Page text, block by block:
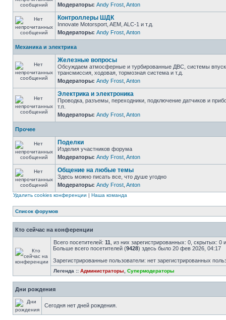
Модераторы: Andy Frost Anton
Контроллеры ШДК
Innovate Motorsport, AEM, ALC-1 и т.д.
Модераторы: Andy Frost Anton
Механика и электрика
Железные вопросы
Обсуждаем атмосферные и турбированные ДВС, системы
трансмиссия, ходовая, тормозная система и т.д.
Модераторы: Andy Frost Anton
Электрика и электроника
Проводка, разъемы, переходники, подключение датчиков и
т.п.
Модераторы: Andy Frost Anton
Прочее
Поделки
Изделия участников форума
Модераторы: Andy Frost Anton
Общение на любые темы
Здесь можно писать все, что душе угодно
Модераторы: Andy Frost Anton
Удалить cookies конференции | Наша команда
Список форумов
Кто сейчас на конференции
Всего посетителей: 11 , из них зарегистрированных: 0, скрытых:
Больше всего посетителей (9428) здесь было 20 фев 2026, 04:17
Зарегистрированные пользователи: нет зарегистрированных
Легенда :: Администраторы Супермодераторы
Дни рождения
Сегодня нет дней рождения.